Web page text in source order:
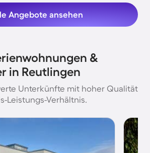
Angebote ansehen
&
in Reutlingen
Unterkünfte mit hoher Qualität
Leistungs-Verhältnis.